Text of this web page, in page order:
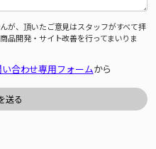
が、頂いたご意見はスタッフがすべて拝
品開発・サイト改善を行ってまいりま
い合わせ専用フォームから